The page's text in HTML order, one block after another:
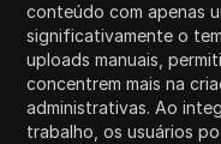
conteúdo com apenas
significativamente o
uploads manuais,
concentrem mais na
administrativas. Ao
trabalho, os usuários